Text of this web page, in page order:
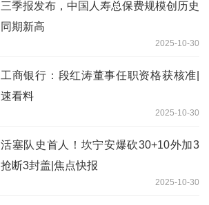
三季报发布，中国人寿总保费规模创历史
同期新高
2025-10-30
工商银行：段红涛董事任职资格获核准|
速看料
2025-10-30
活塞队史首人！坎宁安爆砍30+10外加3
抢断3封盖|焦点快报
2025-10-30